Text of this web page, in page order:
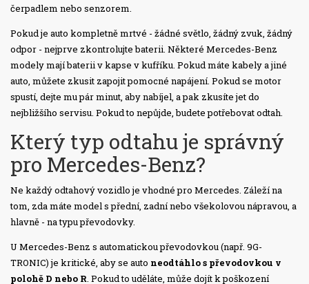
čerpadlem nebo senzorem.
Pokud je auto kompletně mrtvé - žádné světlo, žádný zvuk, žádný
odpor - nejprve zkontrolujte baterii. Některé Mercedes-Benz
modely mají baterii v kapse v kufříku. Pokud máte kabely a jiné
auto, můžete zkusit zapojit pomocné napájení. Pokud se motor
spustí, dejte mu pár minut, aby nabíjel, a pak zkusíte jet do
nejbližšího servisu. Pokud to nepůjde, budete potřebovat odtah.
Který typ odtahu je správný
pro Mercedes-Benz?
Ne každý odtahový vozidlo je vhodné pro Mercedes. Záleží na
tom, zda máte model s přední, zadní nebo všekolovou nápravou, a
hlavně - na typu převodovky.
U Mercedes-Benz s automatickou převodovkou (např. 9G-
TRONIC) je kritické, aby se auto neodtáhlo s převodovkou v
polohě D nebo R. Pokud to uděláte, může dojít k poškození